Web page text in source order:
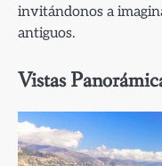
invitándonos a
antiguos.
Vistas